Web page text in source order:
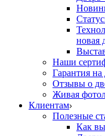
новая
Наши
Гарантия на
Отзывы о
Живая
Клиентам
Полезные
Как